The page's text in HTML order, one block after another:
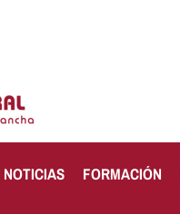
NOTICIAS FORMACIÓN